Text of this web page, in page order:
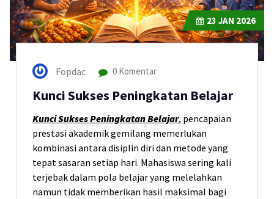
23 JAN 2026
Fopdac 0 Komentar
Kunci Sukses Peningkatan Belajar
Kunci Sukses Peningkatan Belajar, pencapaian
prestasi akademik gemilang memerlukan
kombinasi antara disiplin diri dan metode yang
tepat sasaran setiap hari. Mahasiswa sering kali
terjebak dalam pola belajar yang melelahkan
namun tidak memberikan hasil maksimal bagi